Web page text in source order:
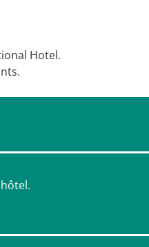
Hotel.